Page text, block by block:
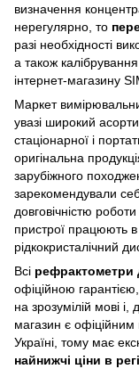
визначення
нерегулярно, то
разі необхідності
а також калібрування
інтернет-магазину
Маркет
увазі широкий
стаціонарної і
оригінальна
зарубіжного
зарекомендували
довговічністю
пристрої працюють
рідкокристалічний
Всі рефрактометри
офіційною
на зрозумілій мові і,
магазин є офіційним
Україні, тому має
найнижчі ціни в